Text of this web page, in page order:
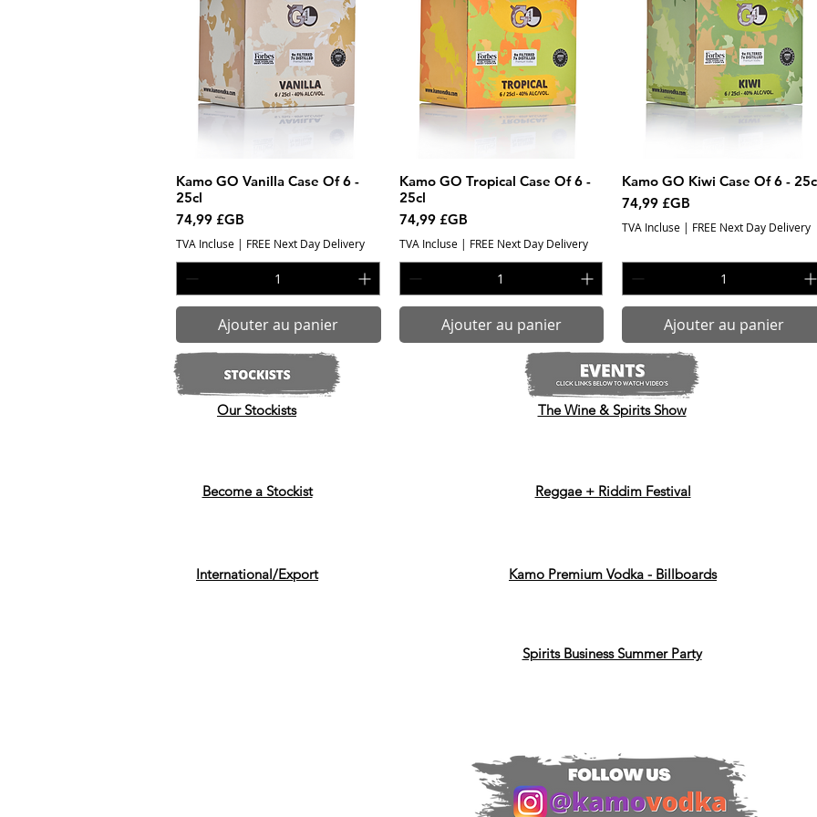
Aperçu rapide
Kamo GO Vanilla Case Of 6 -
25cl
Prix
74,99 £GB
TVA Incluse | FREE Next Day Delivery
Ajouter au panier
Aperçu rapide
Kamo GO Tropical Case Of 6 -
25cl
Prix
74,99 £GB
TVA Incluse| FREE Next Day Delivery
Ajouter au panier
Aperçu rapide
Kamo GO Kiwi Case Of 6 -
Prix
74,99 £GB
TVA Incluse | FREE Next Day Delivery
Ajouter au panier
Our Stockists
Become a Stockist
International/Export
The Wine & Spirits Show
Reggae + Riddim Festival
Kamo Premium Vodka - Billboards
Spirits Business Summer Party